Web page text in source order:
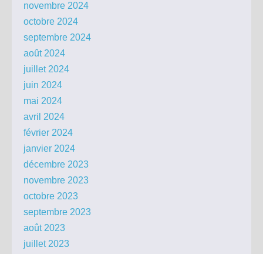
novembre 2024
octobre 2024
septembre 2024
août 2024
juillet 2024
juin 2024
mai 2024
avril 2024
février 2024
janvier 2024
décembre 2023
novembre 2023
octobre 2023
septembre 2023
août 2023
juillet 2023